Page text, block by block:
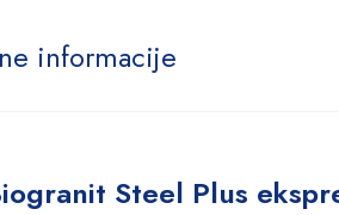
informacije
Steel Plus